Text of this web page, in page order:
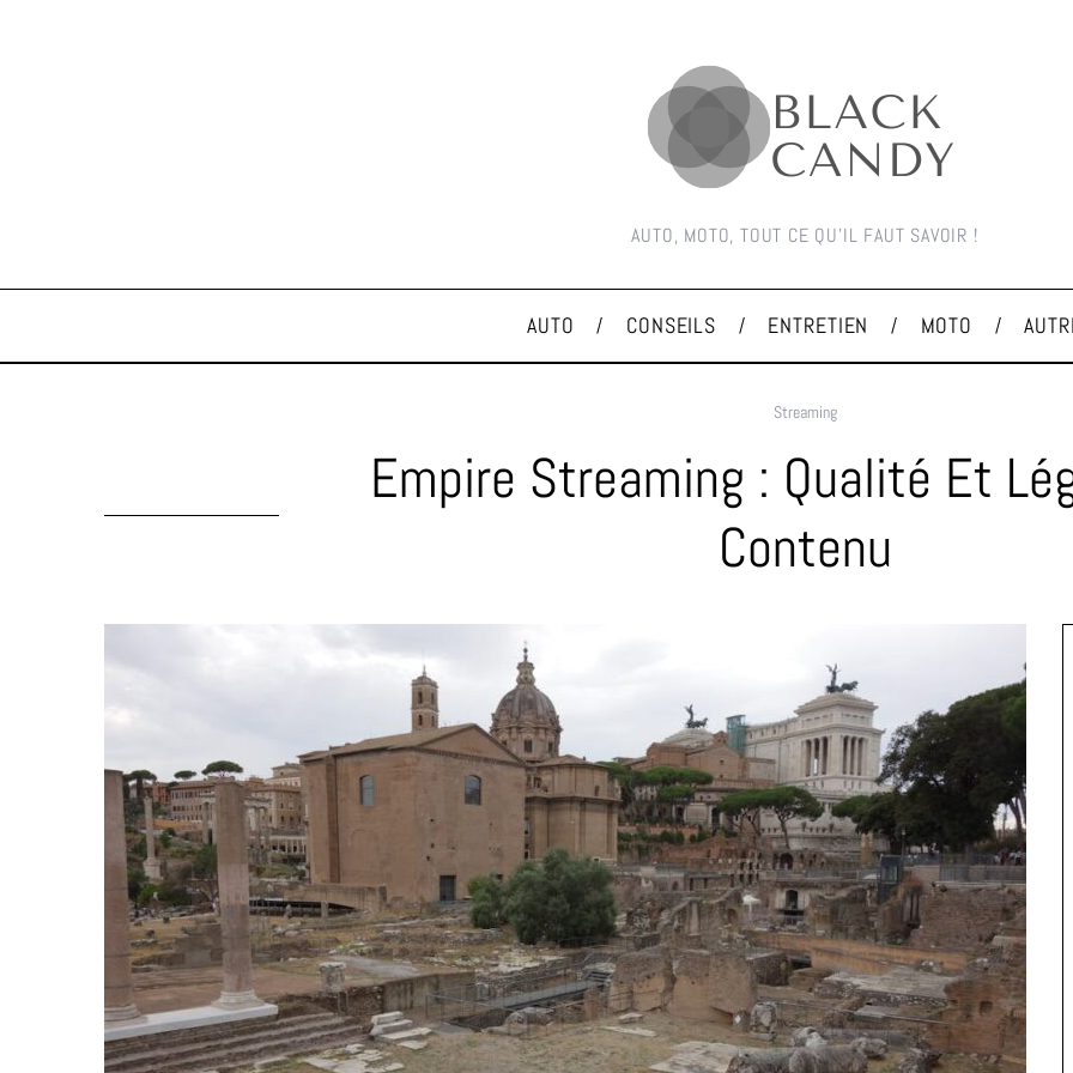
AUTO, MOTO, TOUT CE QU'IL FAUT SAVOIR !
AUTO CONSEILS ENTRETIEN MOTO
Streaming
Empire Streaming : Qualité Et
Contenu